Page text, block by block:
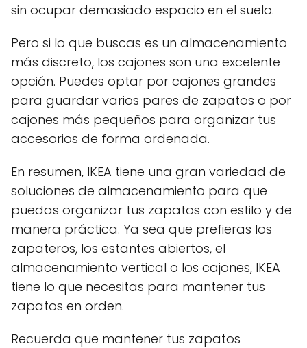
sin ocupar demasiado espacio en el suelo.
Pero si lo que buscas es un almacenamiento
más discreto, los cajones son una excelente
opción. Puedes optar por cajones grandes
para guardar varios pares de zapatos o por
cajones más pequeños para organizar tus
accesorios de forma ordenada.
En resumen, IKEA tiene una gran variedad de
soluciones de almacenamiento para que
puedas organizar tus zapatos con estilo y de
manera práctica. Ya sea que prefieras los
zapateros, los estantes abiertos, el
almacenamiento vertical o los cajones, IKEA
tiene lo que necesitas para mantener tus
zapatos en orden.
Recuerda que mantener tus zapatos